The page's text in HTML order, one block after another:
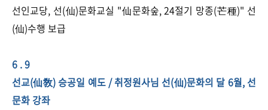
선인교당, 선(仙)문화교실 "仙문화숲, 24절기 망종(芒種)" 선​
(仙)수행 보급​
6 . 9
선교(仙敎) 승공일 예도 / 취정원사님 선(仙)문화의 달 6월, 선
문화 강좌